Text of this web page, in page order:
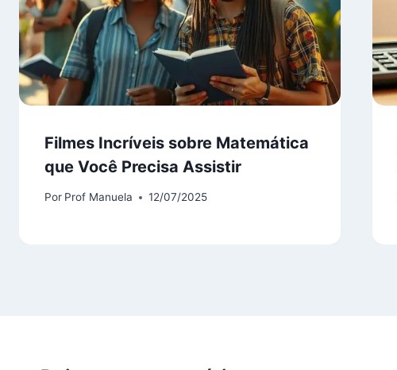
Filmes Incríveis sobre Matemática
que Você Precisa Assistir
Por Prof Manuela 12/07/2025